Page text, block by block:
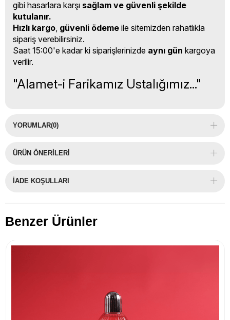
gibi hasarlara karşı sağlam ve güvenli şekilde
kutulanır.
Hızlı kargo, güvenli ödeme ile sitemizden rahatlıkla
sipariş verebilirsiniz.
Saat 15:00'e kadar ki siparişlerinizde aynı gün kargoya
verilir.
"Alamet-i Farikamız Ustalığımız..."
YORUMLAR(0)
ÜRÜN ÖNERILERI
İADE KOŞULLARI
Benzer Ürünler